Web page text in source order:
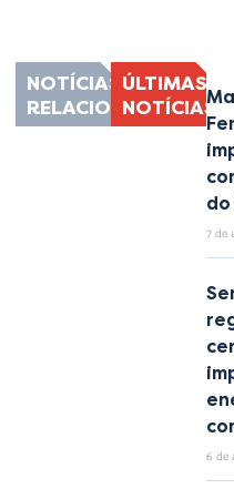
NOTÍCIAS
RELACIONADAS
ÚLTIMAS
NOTÍCIAS
do
7 de
6 de